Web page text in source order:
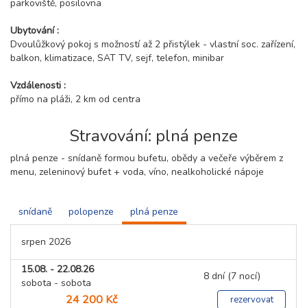
parkoviště, posilovna
Ubytování :
Dvoulůžkový pokoj s možností až 2 přistýlek - vlastní soc. zařízení,
balkon, klimatizace, SAT TV, sejf, telefon, minibar
Vzdálenosti :
přímo na pláži, 2 km od centra
Stravování: plná penze
plná penze - snídaně formou bufetu, obědy a večeře výběrem z
menu, zeleninový bufet + voda, víno, nealkoholické nápoje
snídaně polopenze plná penze
srpen 2026
15.08. - 22.08.26
sobota - sobota
8 dní (7 nocí)
24 200 Kč rezervovat